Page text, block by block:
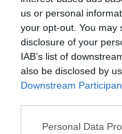
us or personal
your opt-out. You may
disclosure of your
IAB’s list of
also be disclosed by
Downstream
Please note that this
Personal Data
vagy édesvízi
állatok, mint a
kagylófélék – is